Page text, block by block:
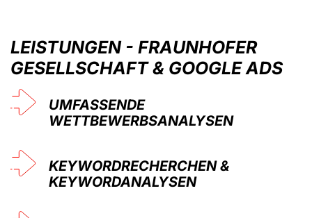
LEISTUNGEN - FRAUNHOFER
GESELLSCHAFT & GOOGLE ADS
UMFASSENDE
WETTBEWERBSANALYSEN
KEYWORDRECHERCHEN &
KEYWORDANALYSEN